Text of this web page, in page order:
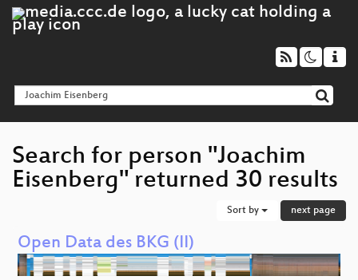
Search for person "Joachim
Eisenberg" returned 30 results
Sort by next page
Open Data des BKG (II)